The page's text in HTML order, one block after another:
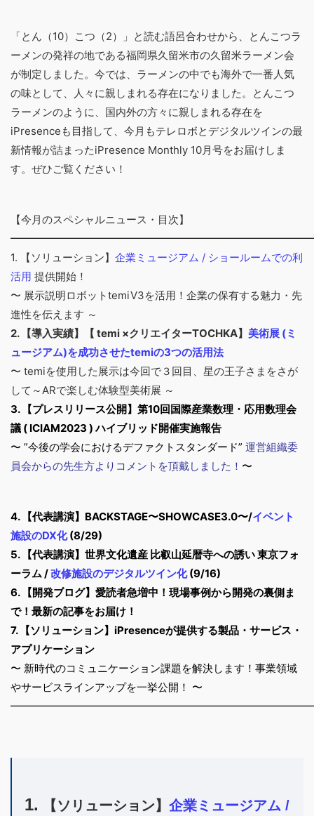
「とん（10）こつ（2）」と読む語呂合わせから、とんこつラ
ーメンの発祥の地である福岡県久留米市の久留米ラーメン会
が制定しました。今では、ラーメンの中でも海外で一番人気
の味として、人々に親しまれる存在になりました。とんこつ
ラーメンのように、国内外の方々に親しまれる存在を
iPresenceも目指して、今月もテレロボとデジタルツインの最
新情報が詰まったiPresence Monthly 10月号をお届けしま
す。ぜひご覧ください！
【今月のスペシャルニュース・目次】
1. 【ソリューション】 企業ミュージアム / ショールームでの利
活用 提供開始！
〜 展示説明ロボットtemiV3を活用！企業の保有する魅力・先
進性を伝えます ～
2. 【導入実績】【 temi ×クリエイターTOCHKA】 美術展 (ミ
ュージアム)を成功させたtemiの3つの活用法
〜 temiを使用した展示は今回で３回目、星の王子さまをさが
して～ARで楽しむ体験型美術展 ～
3. 【プレスリリース公開】第10回国際産業数理・応用数理会
議 ( ICIAM2023 ) ハイブリッド開催実施報告
〜 ”今後の学会におけるデファクトスタンダード” 運営組織委
員会からの先生方よりコメントを頂戴しました！ 〜
4. 【代表講演】BACKSTAGE〜SHOWCASE3.0〜/イベント
施設のDX化(8/29)
5. 【代表講演】世界文化遺産 比叡山延暦寺への誘い 東京フォ
ーラム /改修施設のデジタルツイン化(9/16)
6. 【開発ブログ】愛読者急増中！現場事例から開発の裏側ま
で！最新の記事をお届け！
7. 【ソリューション】iPresenceが提供する製品・サービス・
アプリケーション
〜 新時代のコミュニケーション課題を解決します！事業領域
やサービスラインアップを一挙公開！ 〜
━━━━━━━━━━━━━━━━━━━━
1. 【ソリューション】 企業ミュージアム /